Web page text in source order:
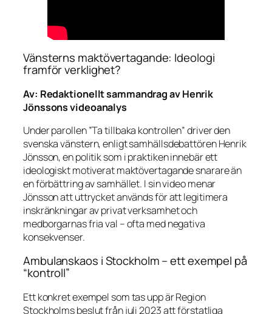
Vänsterns maktövertagande: Ideologi
framför verklighet?
Av: Redaktionellt sammandrag av Henrik
Jönssons videoanalys
Under parollen”Ta tillbaka kontrollen”driver den
svenska vänstern, enligt samhällsdebattören Henrik
Jönsson, en politik som i praktiken innebär ett
ideologiskt motiverat maktövertagande snarare än
en förbättring av samhället. I sin video menar
Jönsson att uttrycket används för att legitimera
inskränkningar av privat verksamhet och
medborgarnas fria val – ofta med negativa
konsekvenser.
Ambulanskaos i Stockholm – ett exempel på
“kontroll”
Ett konkret exempel som tas upp är Region
Stockholms beslut från juli 2023 att förstatliga